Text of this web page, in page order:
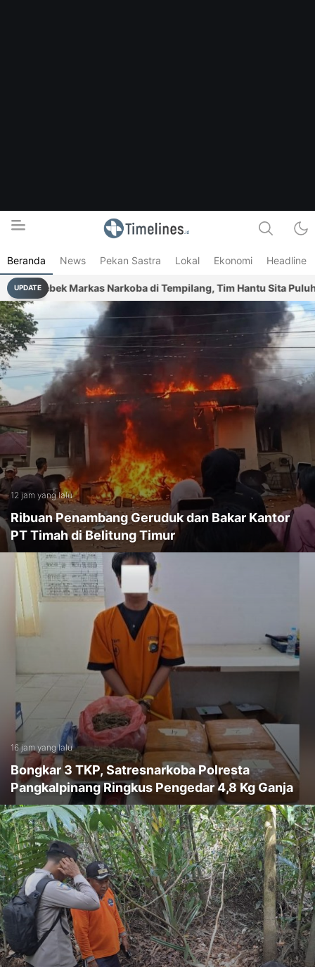
Timelines.id
Media Literasi, Sejarah & Budaya
Beranda News Pekan Sastra Lokal Ekonomi Headline
UPDATE
di Tempilang, Tim Hantu Sita Puluhan Paket Sabu
12 jam yang lalu
Ribuan Penambang Geruduk dan Bakar Kantor
PT Timah di Belitung Timur
16 jam yang lalu
Bongkar 3 TKP, Satresnarkoba Polresta
Pangkalpinang Ringkus Pengedar 4,8 Kg Ganja